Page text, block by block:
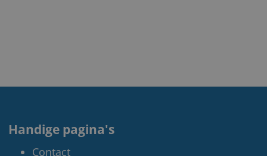
Handige pagina's
Contact